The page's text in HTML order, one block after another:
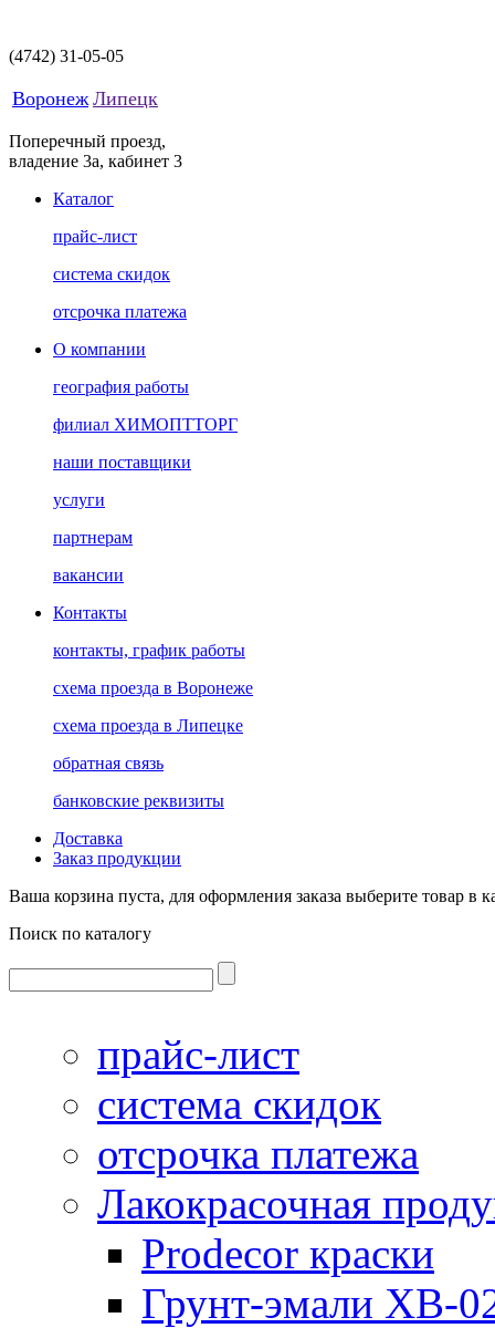
(4742) 31-05-05
Воронеж Липецк
Поперечный проезд,
владение 3а, кабинет 3
Каталог
прайс-лист
система скидок
отсрочка платежа
О компании
география работы
филиал ХИМОПТТОРГ
наши поставщики
услуги
партнерам
вакансии
Контакты
контакты, график работы
схема проезда в Воронеже
схема проезда в Липецке
обратная связь
банковские реквизиты
Доставка
Заказ продукции
Ваша корзина пуста, для оформления заказа выберите товар в
Поиск по каталогу
прайс-лист
система скидок
отсрочка платежа
Лакокрасочная
Prodecor краски
Грунт-эмали ХВ-